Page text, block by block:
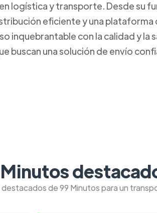
logística y transporte. Desde su
eficiente y una
inquebrantable con la calidad y la
buscan una solución de envío
de 99 Minutos para un